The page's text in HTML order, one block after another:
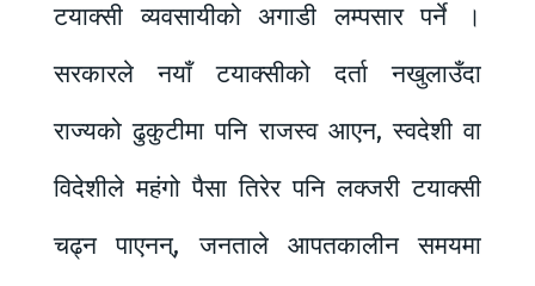
टयाक्सी व्यवसायीको अगाडी लम्पसार पर्ने ।
सरकारले नयाँ टयाक्सीको दर्ता नखुलाउँदा
राज्यको ढुकुटीमा पनि राजस्व आएन, स्वदेशी वा
विदेशीले महंगो पैसा तिरेर पनि लक्जरी टयाक्सी
चढ्न पाएनन्, जनताले आपतकालीन समयमा